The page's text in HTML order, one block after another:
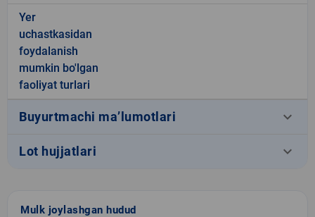
Yer
uchastkasidan
foydalanish
mumkin bo'lgan
faoliyat turlari
Buyurtmachi ma’lumotlari keyboard_arrow_down
Lot hujjatlari keyboard_arrow_down
Mulk joylashgan hudud